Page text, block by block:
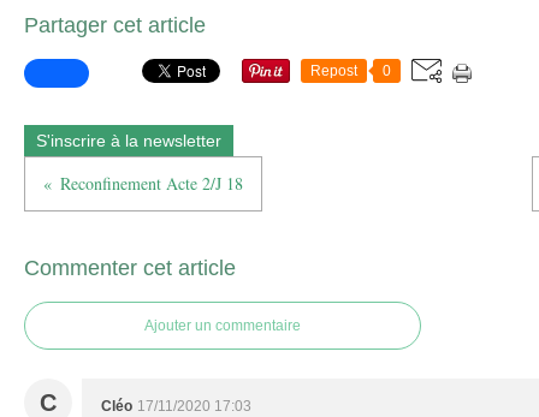
Partager cet article
Repost 0
S'inscrire à la newsletter
Reconfinement Acte 2/J 18
Commenter cet article
Ajouter un commentaire
C Cléo 17/11/2020 17:03